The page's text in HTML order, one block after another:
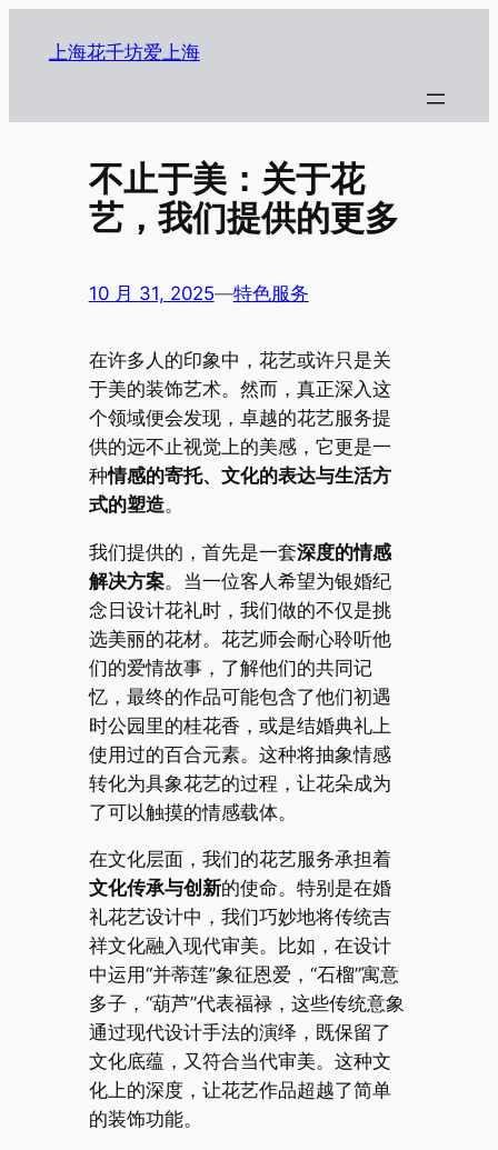
上海花千坊爱上海
不止于美：关于花
艺，我们提供的更多
10 月 31, 2025—特色服务
在许多人的印象中，花艺或许只是关
于美的装饰艺术。然而，真正深入这
个领域便会发现，卓越的花艺服务提
供的远不止视觉上的美感，它更是一
种情感的寄托、文化的表达与生活方
式的塑造。
我们提供的，首先是一套深度的情感
解决方案。当一位客人希望为银婚纪
念日设计花礼时，我们做的不仅是挑
选美丽的花材。花艺师会耐心聆听他
们的爱情故事，了解他们的共同记
忆，最终的作品可能包含了他们初遇
时公园里的桂花香，或是结婚典礼上
使用过的百合元素。这种将抽象情感
转化为具象花艺的过程，让花朵成为
了可以触摸的情感载体。
在文化层面，我们的花艺服务承担着
文化传承与创新的使命。特别是在婚
礼花艺设计中，我们巧妙地将传统吉
祥文化融入现代审美。比如，在设计
中运用“并蒂莲”象征恩爱，“石榴”寓意
多子，“葫芦”代表福禄，这些传统意象
通过现代设计手法的演绎，既保留了
文化底蕴，又符合当代审美。这种文
化上的深度，让花艺作品超越了简单
的装饰功能。